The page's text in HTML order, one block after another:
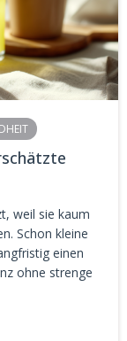
weil sie kaum
Schon kleine
einen
ohne strenge